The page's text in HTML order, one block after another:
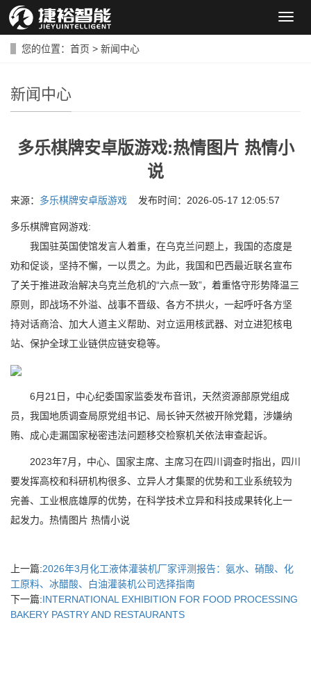
导
您的位置： 首页 > 新闻中心
新闻中心
多乐棋牌安卓版游戏:热情图片 热情小
说
来源： 多乐棋牌安卓版游戏 发布时间：2026-05-17 12:05:57
多乐棋牌官网游戏:
我国驻英国使馆发言人着重，在乌克兰问题上，我国的态度是
劝和促谈，坚持不懈，一以贯之。为此，我国和巴西最近联名宣布
了关于推进政治解决乌克兰危机的“六点一致”，着重恪守形势降温三
原则，即战场不外溢、战事不晋级、各方不拱火，一起呼吁各方坚
持对话商洽、加大人道主义帮助、对立运用核武器、对立进犯核电
站、保护全球工业链供应链安稳等。
6月21日，中心纪委国家监委发布音讯，天然资源部原党组成
员，我国地质调查局原党组书记、局长钟天然被开除党籍，涉嫌纳
贿、成心走漏国家秘密违法问题移交检察机关依法审查起诉。
2023年7月，中心、国家主席、主席习在四川调查时指出，四川
要发挥高校和科研机构很多、立异人才集聚的优势和工业系统较为
完善、工业根底雄厚的优势，在科学技术立异和科技成果转化上一
起发力。热情图片 热情小说
上一篇:2026年3月化工液体灌装机厂家评测报告：氨水、硝酸、化
工原料、冰醋酸、白油灌装机公司选择指南
下一篇:INTERNATIONAL EXHIBITION FOR FOOD PROCESSING
BAKERY PASTRY AND RESTAURANTS